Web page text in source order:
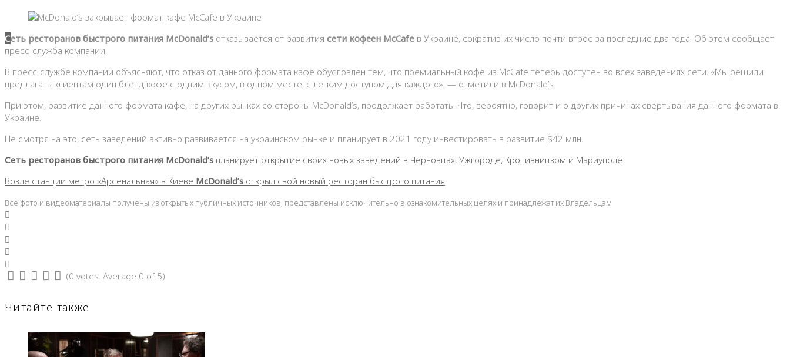
Сеть ресторанов быстрого питания McDonald’s отказывается от развития сети кофеен McCafe в Украине, сократив их число почти втрое за последние два года. Об этом сообщает
пресс-служба компании.
В пресс-службе компании объясняют, что отказ от данного формата кафе обусловлен тем, что премиальный кофе из McCafe теперь доступен во всех заведениях сети. «Мы решили
предлагать клиентам один бленд кофе с одним вкусом, в одном месте, с легким доступом для каждого», — отметили в McDonald’s.
При этом, развитие данного формата кафе, на других рынках со стороны McDonald’s, продолжает работать. Что, вероятно, говорит и о других причинах свертывания данного формата в
Украине.
Не смотря на это, сеть заведений активно развивается на украинском рынке и планирует в 2021 году инвестировать в развитие $42 млн.
Сеть ресторанов быстрого питания McDonald’s планирует открытие своих новых заведений в Черновцах, Ужгороде, Кропивницком и Мариуполе
Возле станции метро «Арсенальная» в Киеве McDonald’s открыл свой новый ресторан быстрого питания
Все фото и видеоматериалы получены из открытых публичных источников, представлены исключительно в ознакомительных целях и принадлежат их Владельцам
(0 votes . Average 0 of 5)
Читайте также